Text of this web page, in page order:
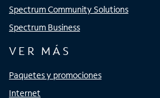
Spectrum Community Solutions
Spectrum Business
VER MÁS
Paquetes y promociones
Internet